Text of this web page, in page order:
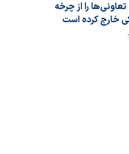
را از چرخه
خارج کرده است